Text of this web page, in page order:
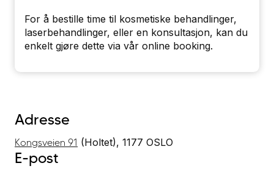
For å bestille time til kosmetiske behandlinger,
laserbehandlinger, eller en konsultasjon, kan du
enkelt gjøre dette via vår online booking.
Adresse
Kongsveien 91 (Holtet), 1177 OSLO
E-post